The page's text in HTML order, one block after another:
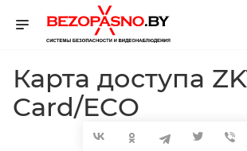
Карта доступа
Card/ECO